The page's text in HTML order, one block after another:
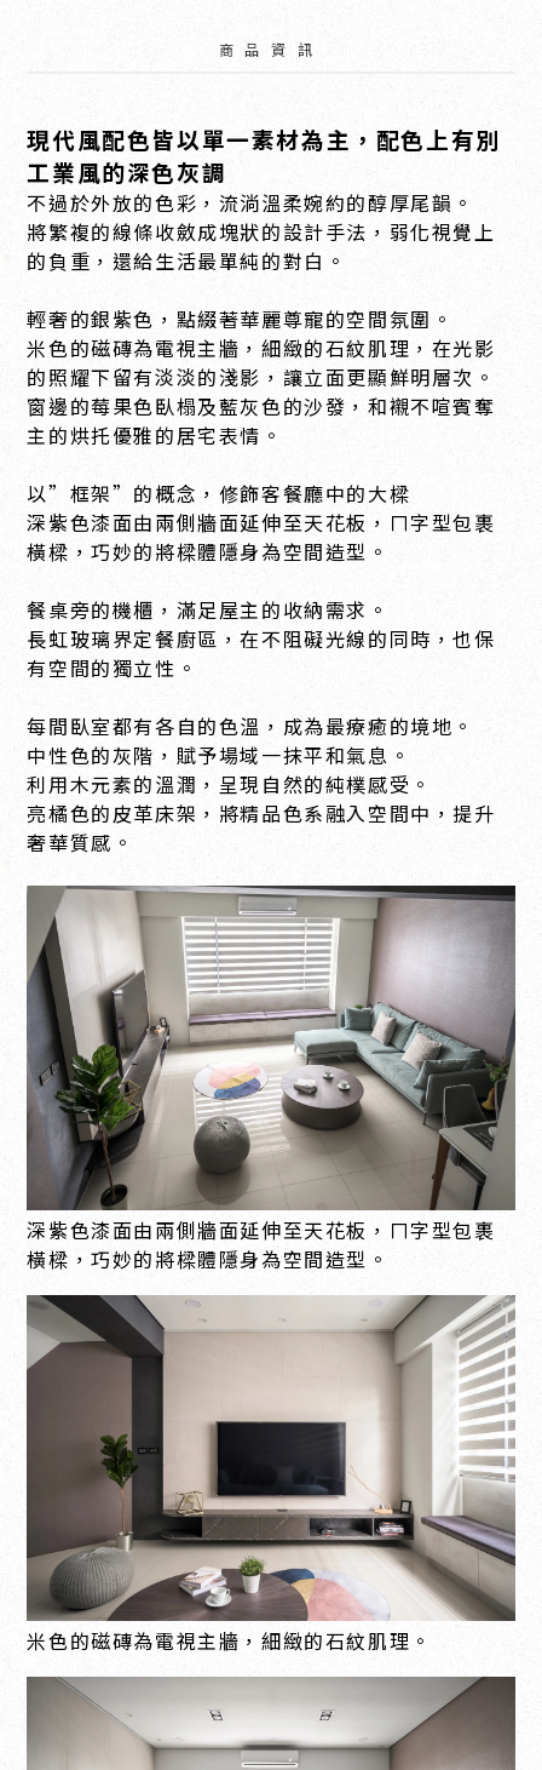
商品資訊
現代風配色皆以單一素材為主，配色上有別
工業風的深色灰調
不過於外放的色彩，流淌溫柔婉約的醇厚尾韻。
將繁複的線條收斂成塊狀的設計手法，弱化視覺上
的負重，還給生活最單純的對白。
輕奢的銀紫色，點綴著華麗尊寵的空間氛圍。
米色的磁磚為電視主牆，細緻的石紋肌理，在光影
的照耀下留有淡淡的淺影，讓立面更顯鮮明層次。
窗邊的莓果色臥榻及藍灰色的沙發，和襯不喧賓奪
主的烘托優雅的居宅表情。
以”框架”的概念，修飾客餐廳中的大樑
深紫色漆面由兩側牆面延伸至天花板，ㄇ字型包裹
橫樑，巧妙的將樑體隱身為空間造型。
餐桌旁的機櫃，滿足屋主的收納需求。
長虹玻璃界定餐廚區，在不阻礙光線的同時，也保
有空間的獨立性。
每間臥室都有各自的色溫，成為最療癒的境地。
中性色的灰階，賦予場域一抹平和氣息。
利用木元素的溫潤，呈現自然的純樸感受。
亮橘色的皮革床架，將精品色系融入空間中，提升
奢華質感。
深紫色漆面由兩側牆面延伸至天花板，ㄇ字型包裹
橫樑，巧妙的將樑體隱身為空間造型。
米色的磁磚為電視主牆，細緻的石紋肌理。